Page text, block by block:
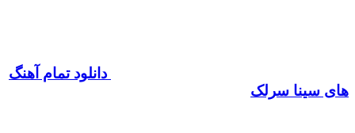
دانلود تمام آهنگ
های سینا سرلک